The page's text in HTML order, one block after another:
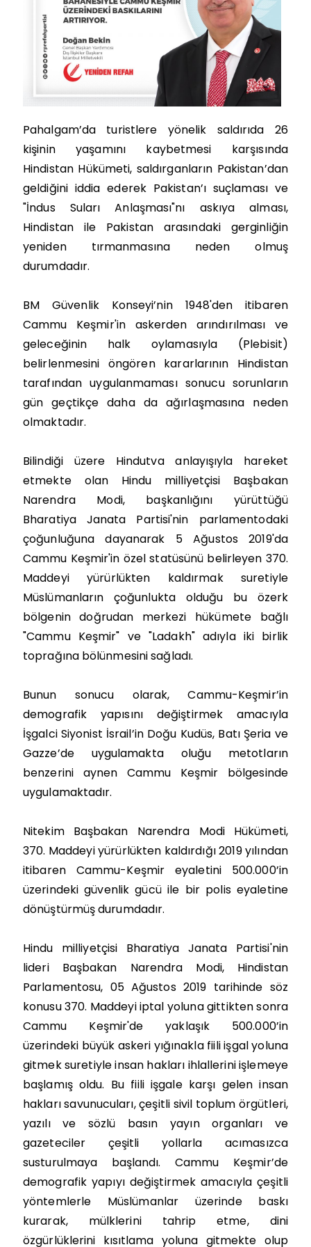
Pahalgam’da turistlere yönelik saldırıda 26
kişinin yaşamını kaybetmesi karşısında
Hindistan Hükümeti, saldırganların Pakistan’dan
geldiğini iddia ederek Pakistan’ı suçlaması ve
"İndus Suları Anlaşması"nı askıya alması,
Hindistan ile Pakistan arasındaki gerginliğin
yeniden tırmanmasına neden olmuş
durumdadır.
BM Güvenlik Konseyi’nin 1948'den itibaren
Cammu Keşmir'in askerden arındırılması ve
geleceğinin halk oylamasıyla (Plebisit)
belirlenmesini öngören kararlarının Hindistan
tarafından uygulanmaması sonucu sorunların
gün geçtikçe daha da ağırlaşmasına neden
olmaktadır.
Bilindiği üzere Hindutva anlayışıyla hareket
etmekte olan Hindu milliyetçisi Başbakan
Narendra Modi, başkanlığını yürüttüğü
Bharatiya Janata Partisi'nin parlamentodaki
çoğunluğuna dayanarak 5 Ağustos 2019'da
Cammu Keşmir'in özel statüsünü belirleyen 370.
Maddeyi yürürlükten kaldırmak suretiyle
Müslümanların çoğunlukta olduğu bu özerk
bölgenin doğrudan merkezi hükümete bağlı
"Cammu Keşmir" ve "Ladakh" adıyla iki birlik
toprağına bölünmesini sağladı.
Bunun sonucu olarak, Cammu-Keşmir’in
demografik yapısını değiştirmek amacıyla
İşgalci Siyonist İsrail’in Doğu Kudüs, Batı Şeria ve
Gazze’de uygulamakta oluğu metotların
benzerini aynen Cammu Keşmir bölgesinde
uygulamaktadır.
Nitekim Başbakan Narendra Modi Hükümeti,
370. Maddeyi yürürlükten kaldırdığı 2019 yılından
itibaren Cammu-Keşmir eyaletini 500.000’in
üzerindeki güvenlik gücü ile bir polis eyaletine
dönüştürmüş durumdadır.
Hindu milliyetçisi Bharatiya Janata Partisi'nin
lideri Başbakan Narendra Modi, Hindistan
Parlamentosu, 05 Ağustos 2019 tarihinde söz
konusu 370. Maddeyi iptal yoluna gittikten sonra
Cammu Keşmir'de yaklaşık 500.000’in
üzerindeki büyük askeri yığınakla fiili işgal yoluna
gitmek suretiyle insan hakları ihlallerini işlemeye
başlamış oldu. Bu fiili işgale karşı gelen insan
hakları savunucuları, çeşitli sivil toplum örgütleri,
yazılı ve sözlü basın yayın organları ve
gazeteciler çeşitli yollarla acımasızca
susturulmaya başlandı. Cammu Keşmir’de
demografik yapıyı değiştirmek amacıyla çeşitli
yöntemlerle Müslümanlar üzerinde baskı
kurarak, mülklerini tahrip etme, dini
özgürlüklerini kısıtlama yoluna gitmekte olup